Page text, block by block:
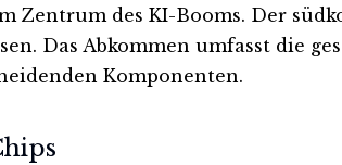
Zentrum des KI-Booms. Der
Das Abkommen umfasst die
Komponenten.